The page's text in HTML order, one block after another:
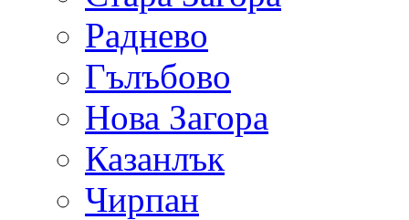
Раднево
Гълъбово
Нова Загора
Казанлък
Чирпан